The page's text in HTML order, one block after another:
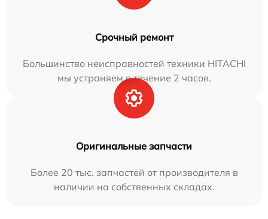
Срочный ремонт
Большинство неисправностей техники HITACHI
мы устраняем в течение 2 часов.
Оригинальные запчасти
Более 20 тыс. запчастей от производителя в
наличии на собственных складах.